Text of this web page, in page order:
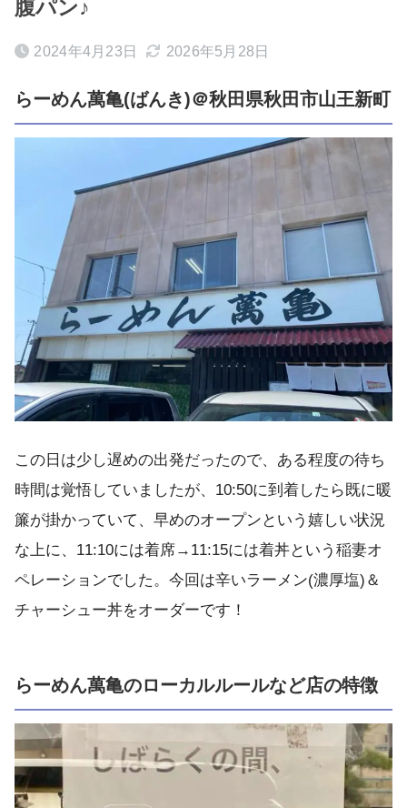
腹パン♪
2024年4月23日 2026年5月28日
らーめん萬亀(ばんき)＠秋田県秋田市山王新町
この日は少し遅めの出発だったので、ある程度の待ち
時間は覚悟していましたが、10:50に到着したら既に暖
簾が掛かっていて、早めのオープンという嬉しい状況
な上に、11:10には着席→11:15には着丼という稲妻オ
ペレーションでした。今回は辛いラーメン(濃厚塩)＆
チャーシュー丼をオーダーです！
らーめん萬亀のローカルルールなど店の特徴